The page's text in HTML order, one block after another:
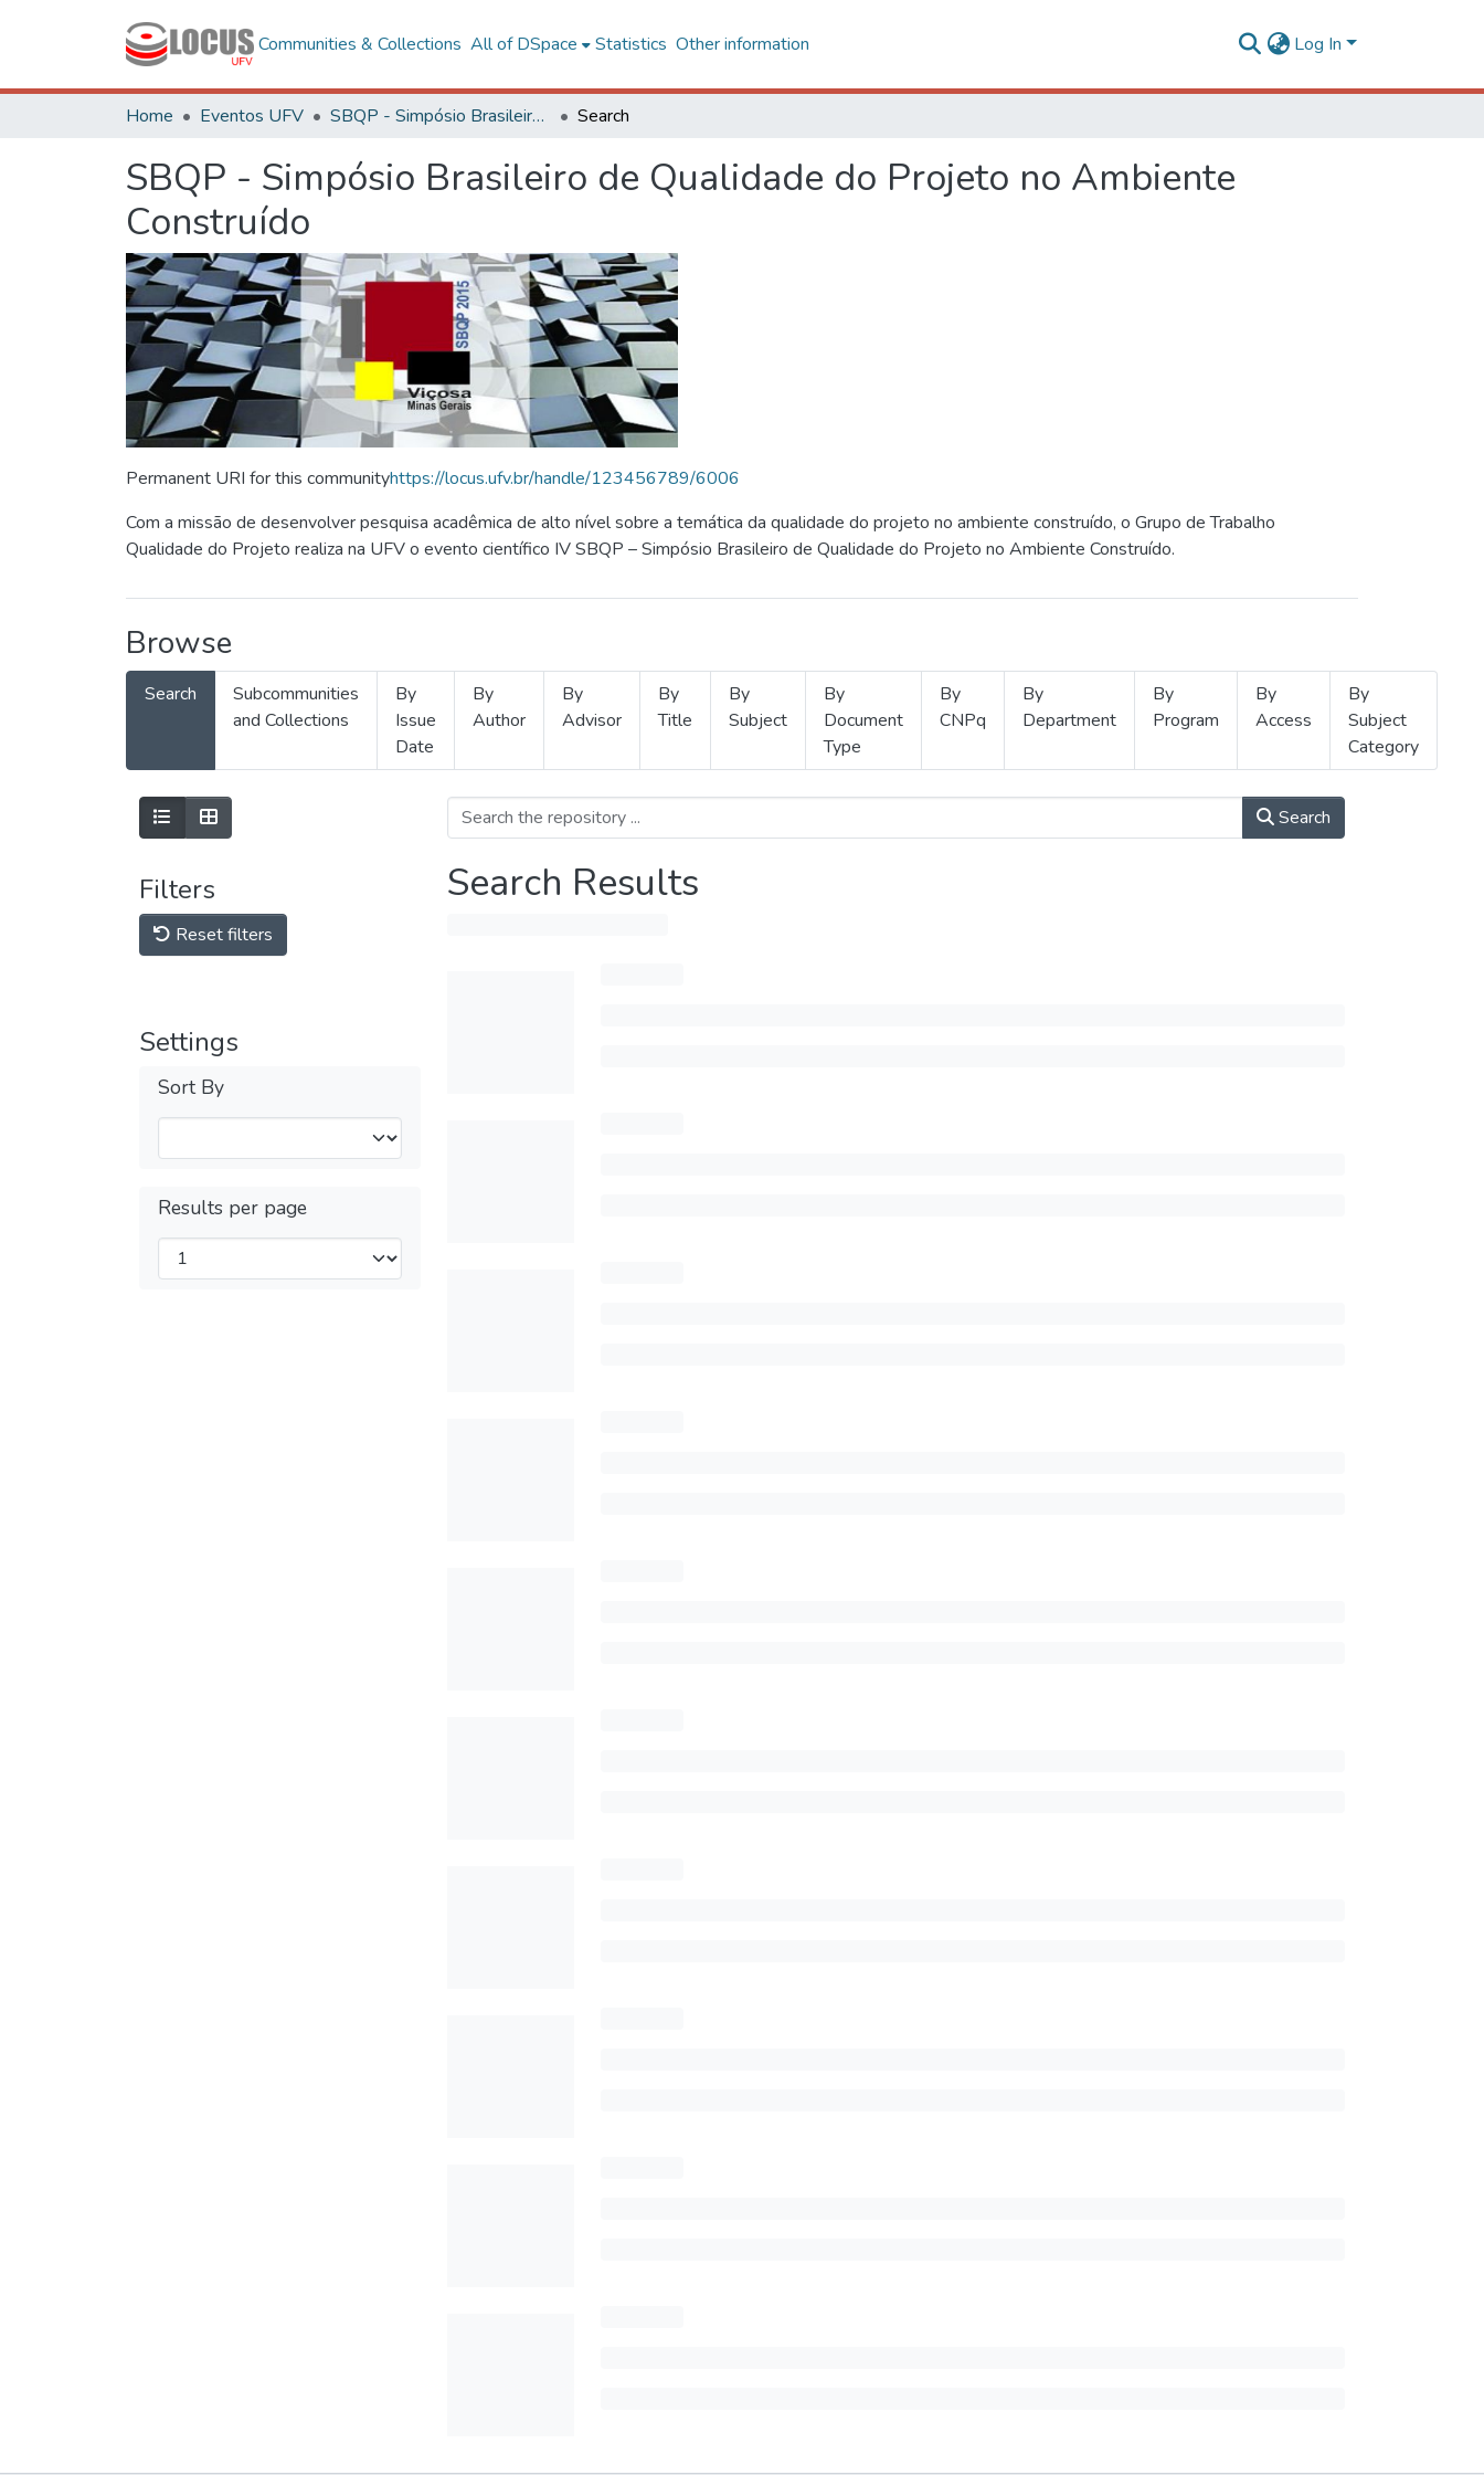
Communities & Collections All of DSpace Statistics Other information Log In
Home Eventos UFV SBQP - Simpósio Brasileiro de Qualidade do Projeto no Ambiente Construído Search
SBQP - Simpósio Brasileiro de Qualidade do Projeto no Ambiente
Construído
Permanent URI for this communityhttps://locus.ufv.br/handle/123456789/6006
Com a missão de desenvolver pesquisa acadêmica de alto nível sobre a temática da qualidade do projeto no ambiente construído, o Grupo de Trabalho
Qualidade do Projeto realiza na UFV o evento científico IV SBQP – Simpósio Brasileiro de Qualidade do Projeto no Ambiente Construído.
Browse
Search
Subcommunities
and Collections
By
Issue
Date
By
Author
By
Advisor
By
Title
By
Subject
By
Document
Type
By
CNPq
By
Department
By
Program
By
Access
By
Subject
Category
Filters
Reset filters
Settings
Sort By
Results per page
Search
Search Results